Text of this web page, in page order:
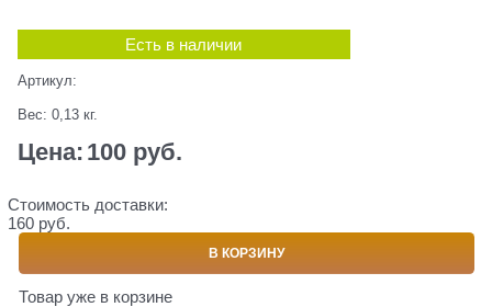
Есть в наличии
Артикул:
Вес: 0,13 кг.
Цена: 100 руб.
Стоимость доставки:
160 руб.
В КОРЗИНУ
Товар уже в корзине